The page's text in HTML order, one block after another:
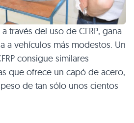
través del uso de CFRP, gana
a vehículos más modestos. Un
consigue similares
que ofrece un capó de acero,
de tan sólo unos cientos